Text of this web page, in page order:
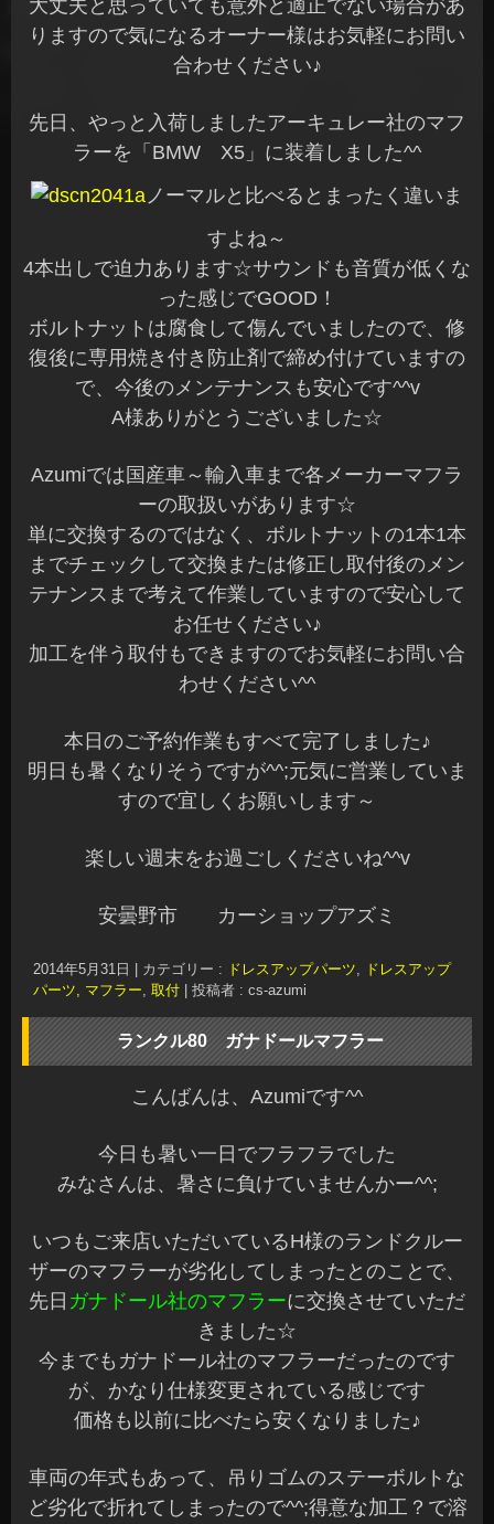
大丈夫と思っていても意外と適正でない場合があ
りますので気になるオーナー様はお気軽にお問い
合わせください♪
先日、やっと入荷しましたアーキュレー社のマフ
ラーを「BMW X5」に装着しました^^
ノーマルと比べるとまったく違いま
すよね～
4本出しで迫力あります☆サウンドも音質が低くな
った感じでGOOD！
ボルトナットは腐食して傷んでいましたので、修
復後に専用焼き付き防止剤で締め付けていますの
で、今後のメンテナンスも安心です^^v
A様ありがとうございました☆
Azumiでは国産車～輸入車まで各メーカーマフラ
ーの取扱いがあります☆
単に交換するのではなく、ボルトナットの1本1本
までチェックして交換または修正し取付後のメン
テナンスまで考えて作業していますので安心して
お任せください♪
加工を伴う取付もできますのでお気軽にお問い合
わせください^^
本日のご予約作業もすべて完了しました♪
明日も暑くなりそうですが^^;元気に営業していま
すので宜しくお願いします～
楽しい週末をお過ごしくださいね^^v
安曇野市 カーショップアズミ
2014年5月31日 カテゴリー : ドレスアップパーツ, ドレスアップ
パーツ, マフラー, 取付 投稿者 : cs-azumi
ランクル80 ガナドールマフラー
こんばんは、Azumiです^^
今日も暑い一日でフラフラでした
みなさんは、暑さに負けていませんかー^^;
いつもご来店いただいているH様のランドクルー
ザーのマフラーが劣化してしまったとのことで、
先日 ガナドール社のマフラーに交換させていただ
きました☆
今までもガナドール社のマフラーだったのです
が、かなり仕様変更されている感じです
価格も以前に比べたら安くなりました♪
車両の年式もあって、吊りゴムのステーボルトな
ど劣化で折れてしまったので^^;得意な加工？で溶